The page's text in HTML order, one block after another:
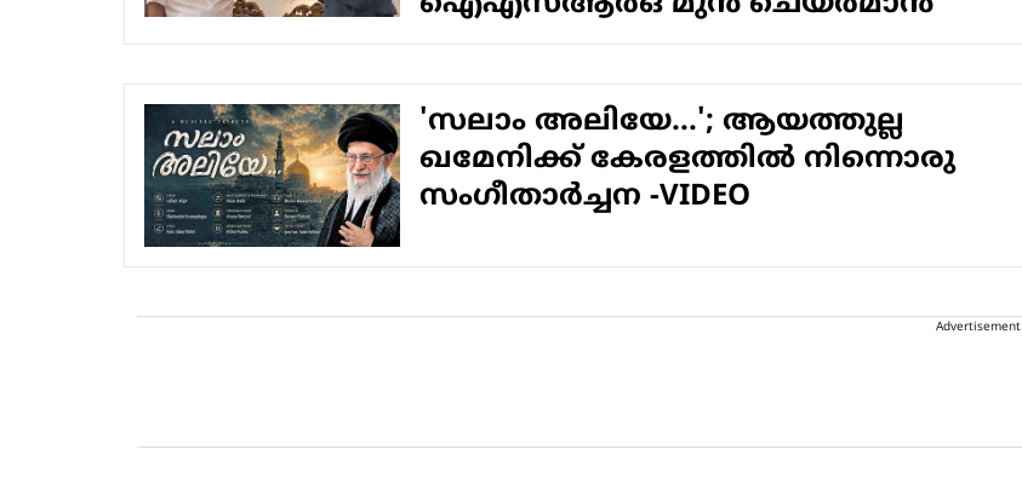
'സലാം അലിയേ...'; ആയത്തുല്ല
ഖമേനിക്ക് കേരളത്തില്‍ നിന്നൊരു
സംഗീതാര്‍ച്ചന -VIDEO
Advertisement